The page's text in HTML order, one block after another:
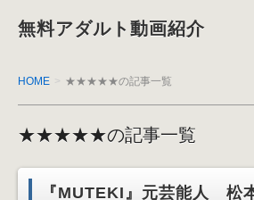
無料アダルト動画紹介
HOME ★★★★★の記事一覧
★★★★★の記事一覧
『MUTEKI』元芸能人 松